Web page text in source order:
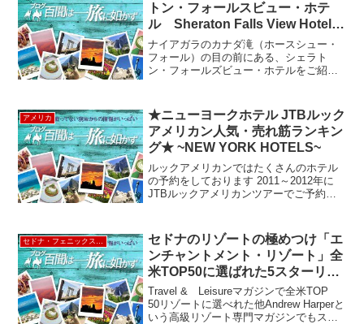
トン・フォールスビュー・ホテ
ル Sheraton Falls View Hotel &
Conference Centre
ナイアガラのカナダ滝（ホースシュー・
フォール）の目の前にある、シェラト
ン・フォールズビュー・ホテルをご紹介
ォールズ」があるので間違えやすいです
が、どちらも素晴らしい眺望...
アメリカ
★ニューヨークホテル JTBルック
アメリカン人気・売れ筋ランキン
グ★ ~NEW YORK HOTELS~
ルックアメリカンではたくさんのホテル
の予約をしております 2011～2012年に
JTBルックアメリカンツアーでご予約の
ホテルに泊まろうかな」 っと迷ってる
方、こちらが...
セドナのリゾートの極めつけ「エ
ンチャントメント・リゾート」全
米TOP50に選ばれた5スターリゾ
ート Enchantment Resort
Travel & Leisureマガジンで全米TOP
50リゾートに選べれた他Andrew Harperと
いう高級リゾート専門マガジンでもス